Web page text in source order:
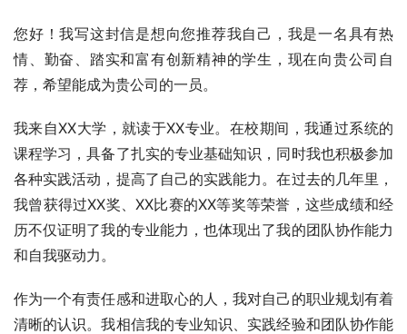
您好！我写这封信是想向您推荐我自己，我是一名具有热
情、勤奋、踏实和富有创新精神的学生，现在向贵公司自
荐，希望能成为贵公司的一员。
我来自XX大学，就读于XX专业。在校期间，我通过系统的
课程学习，具备了扎实的专业基础知识，同时我也积极参加
各种实践活动，提高了自己的实践能力。在过去的几年里，
我曾获得过XX奖、XX比赛的XX等奖等荣誉，这些成绩和经
历不仅证明了我的专业能力，也体现出了我的团队协作能力
和自我驱动力。
作为一个有责任感和进取心的人，我对自己的职业规划有着
清晰的认识。我相信我的专业知识、实践经验和团队协作能